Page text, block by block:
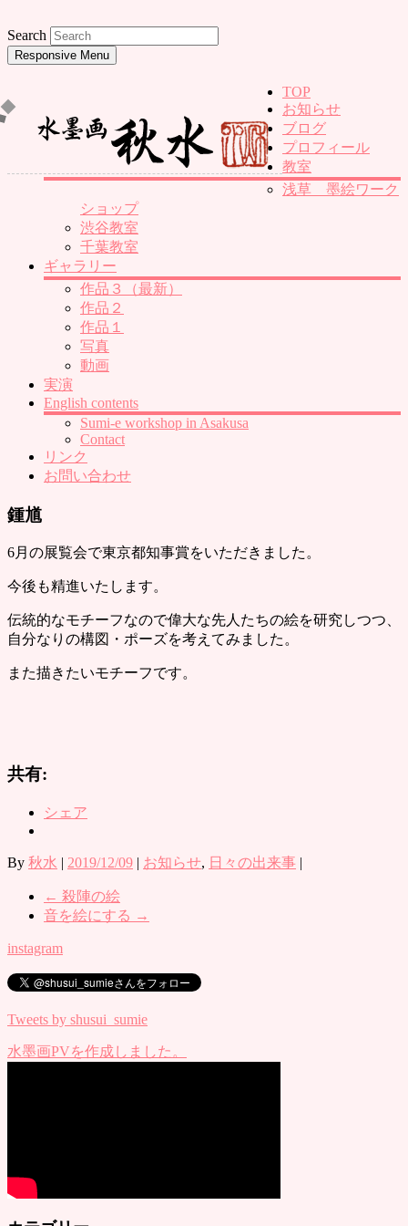
Search
Responsive Menu
TOP
お知らせ
ブログ
プロフィール
教室
浅草 墨絵ワーク
ショップ
渋谷教室
千葉教室
ギャラリー
作品３（最新）
作品２
作品１
写真
動画
実演
English contents
Sumi-e workshop in Asakusa
Contact
リンク
お問い合わせ
鍾馗
6月の展覧会で東京都知事賞をいただきました。
今後も精進いたします。
伝統的なモチーフなので偉大な先人たちの絵を研究しつつ、
自分なりの構図・ポーズを考えてみました。
また描きたいモチーフです。
共有:
シェア
By 秋水 | 2019/12/09 | お知らせ, 日々の出来事 |
← 殺陣の絵
音を絵にする →
instagram
Tweets by shusui_sumie
水墨画PVを作成しました。